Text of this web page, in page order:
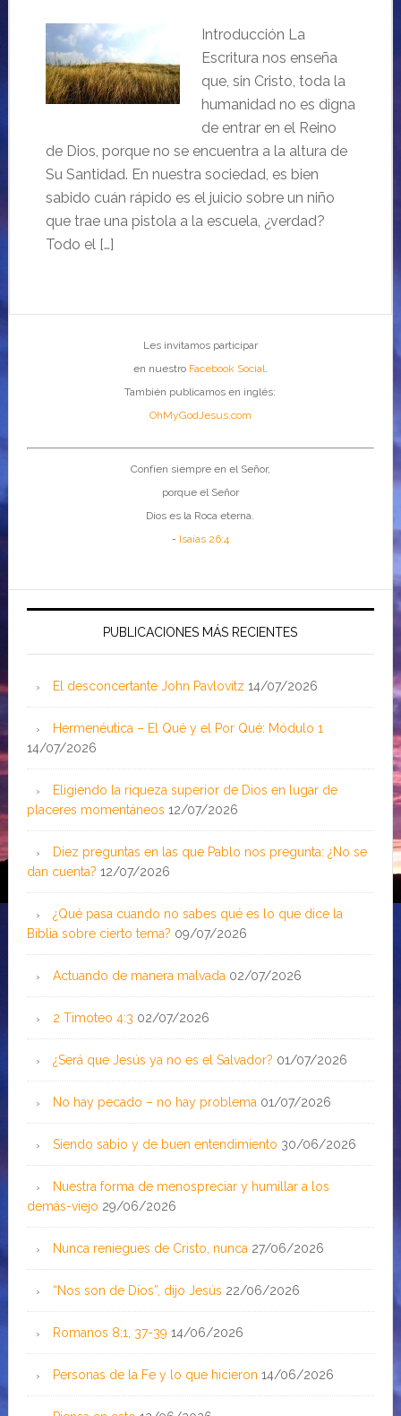
Introducción La
Escritura nos enseña
que, sin Cristo, toda la
humanidad no es digna
de entrar en el Reino
de Dios, porque no se encuentra a la altura de
Su Santidad. En nuestra sociedad, es bien
sabido cuán rápido es el juicio sobre un niño
que trae una pistola a la escuela, ¿verdad?
Todo el […]
Les invitamos participar
en nuestro Facebook Social.
También publicamos en inglés:
OhMyGodJesus.com
Confíen siempre en el Señor,
porque el Señor
Dios es la Roca eterna.
- Isaías 26:4
PUBLICACIONES MÁS RECIENTES
El desconcertante John Pavlovitz 14/07/2026
Hermenéutica – El Qué y el Por Qué: Módulo 1
14/07/2026
Eligiendo la riqueza superior de Dios en lugar de
placeres momentáneos 12/07/2026
Diez preguntas en las que Pablo nos pregunta: ¿No se
dan cuenta? 12/07/2026
¿Qué pasa cuando no sabes qué es lo que dice la
Biblia sobre cierto tema? 09/07/2026
Actuando de manera malvada 02/07/2026
2 Timoteo 4:3 02/07/2026
¿Será que Jesús ya no es el Salvador? 01/07/2026
No hay pecado – no hay problema 01/07/2026
Siendo sabio y de buen entendimiento 30/06/2026
Nuestra forma de menospreciar y humillar a los
demás-viejo 29/06/2026
Nunca reniegues de Cristo, nunca 27/06/2026
“Nos son de Dios”, dijo Jesús 22/06/2026
Romanos 8:1, 37-39 14/06/2026
Personas de la Fe y lo que hicieron 14/06/2026